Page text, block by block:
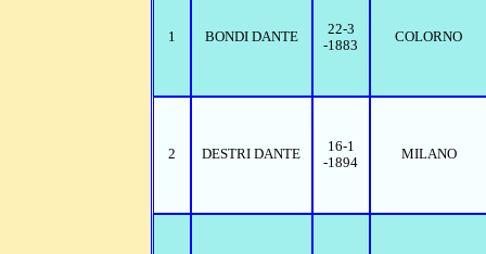
1 BONDI DANTE
22-3
-1883
COLORNO
2 DESTRI DANTE
16-1
-1894
MILANO